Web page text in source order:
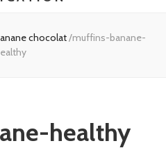
chocolat/muffins-banane-
healthy